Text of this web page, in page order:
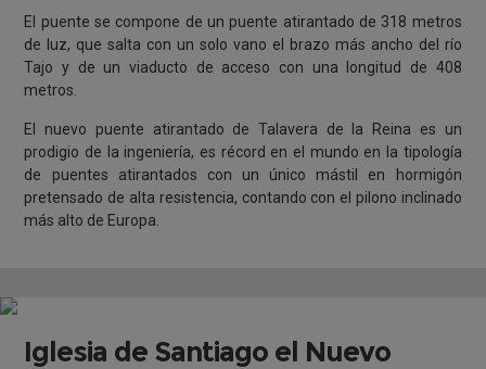
El puente se compone de un puente atirantado de 318 metros
de luz, que salta con un solo vano el brazo más ancho del río
Tajo y de un viaducto de acceso con una longitud de 408
metros.
El nuevo puente atirantado de Talavera de la Reina es un
prodigio de la ingeniería, es récord en el mundo en la tipología
de puentes atirantados con un único mástil en hormigón
pretensado de alta resistencia, contando con el pilono inclinado
más alto de Europa.
Iglesia de Santiago el Nuevo